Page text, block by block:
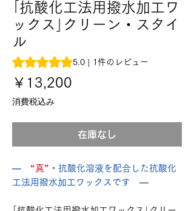
｢抗酸化工法用撥水加工ワ
ックス｣クリーン・スタイ
ル
評価は1件のレビューに基づき、5つ星中
5.0 | 1件のレビュー
￥13,200
消費税込み
在庫なし
― “真” ・抗酸化溶液を配合した抗酸化
工法用撥水加工ワックスです ―